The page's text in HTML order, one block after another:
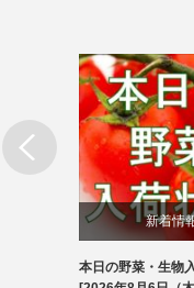
新着情
ブログ
本日の野菜・生物